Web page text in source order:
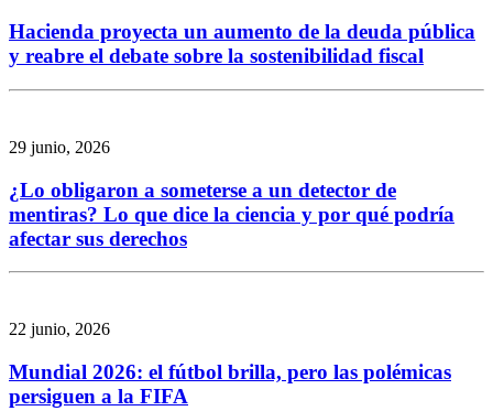
Hacienda proyecta un aumento de la deuda pública
y reabre el debate sobre la sostenibilidad fiscal
29 junio, 2026
¿Lo obligaron a someterse a un detector de
mentiras? Lo que dice la ciencia y por qué podría
afectar sus derechos
22 junio, 2026
Mundial 2026: el fútbol brilla, pero las polémicas
persiguen a la FIFA